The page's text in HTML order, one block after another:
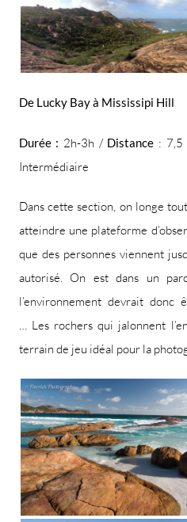
De Lucky Bay à Mississipi Hill
Durée : 2h-3h /Distance : 7,5
Intermédiaire
Dans cette section, on longe
atteindre une plateforme
que des personnes viennent
autorisé. On est dans un
l’environnement devrait donc
… Les rochers qui jalonnent
terrain de jeu idéal pour la